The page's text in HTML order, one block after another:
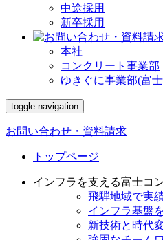
中途採用
新卒採用
本社
コンクリート事業部
ゆきぐに事業部(富
toggle navigation
お問い合わせ・資料請求
トップページ
インフラを支える富士コ
飛騨地域で実
インフラ基盤
新技術と時代